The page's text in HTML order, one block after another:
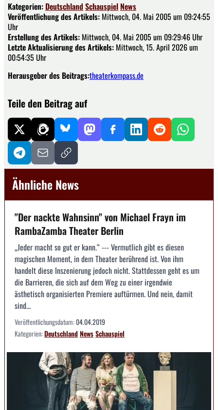
Kategorien: Deutschland Schauspiel News
Veröffentlichung des Artikels: Mittwoch, 04. Mai 2005 um 09:24:55
Uhr
Erstellung des Artikels: Mittwoch, 04. Mai 2005 um 09:29:46 Uhr
Letzte Aktualisierung des Artikels: Mittwoch, 15. April 2026 um
00:54:35 Uhr
Herausgeber des Beitrags:theaterkompass.de
Teile den Beitrag auf
Ähnliche News
"Der nackte Wahnsinn" von Michael Frayn im
RambaZamba Theater Berlin
„Jeder macht so gut er kann.“ --- Vermutlich gibt es diesen
magischen Moment, in dem Theater berührend ist. Von ihm
handelt diese Inszenierung jedoch nicht. Stattdessen geht es um
die Barrieren, die sich auf dem Weg zu einer irgendwie
ästhetisch organisierten Premiere auftürmen. Und nein, damit
sind...
Veröffentlichungsdatum:04.04.2019
Kategorien:DeutschlandNewsSchauspiel